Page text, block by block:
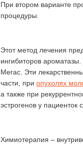
При втором варианте
процедуры.
Этот метод лечения
ингибиторов
Мегас. Эти
части, при опухолях
а также при
эстрогенов у
Химиотерапия –